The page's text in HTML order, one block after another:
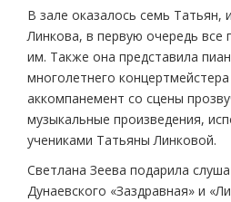
В зале оказалось семь Татьян,
Линкова, в первую очередь все
им. Также она представила
многолетнего
аккомпанемент со сцены
музыкальные произведения,
учениками Татьяны Линковой.
Светлана Зеева подарила
Дунаевского «Заздравная» и